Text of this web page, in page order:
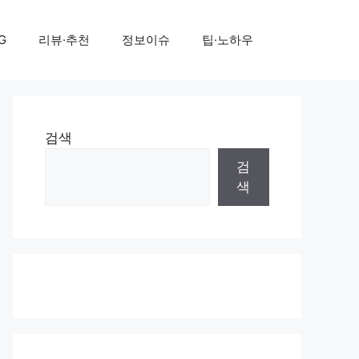
리뷰·추천 정보이슈 팁·노하우
검색
검
색